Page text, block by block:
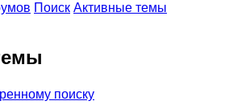
Поиск Активные темы
поиску